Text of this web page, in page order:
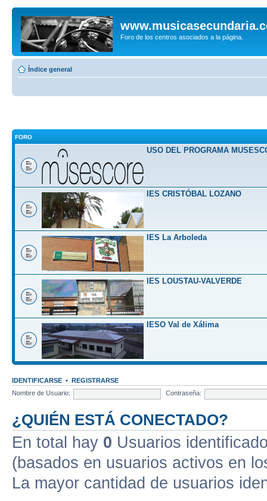
Foro de los centros asociados a la página.
Índice general
FORO
USO DEL PROGRAMA
IES CRISTÓBAL LOZANO
IES La Arboleda
IES LOUSTAU-VALVERDE
IESO Val de Xálima
IDENTIFICARSE • REGISTRARSE
Nombre de Usuario:
Contraseña:
¿QUIÉN ESTÁ CONECTADO?
En total hay 0 Usuarios
(basados en usuarios activos en
La mayor cantidad de usuarios